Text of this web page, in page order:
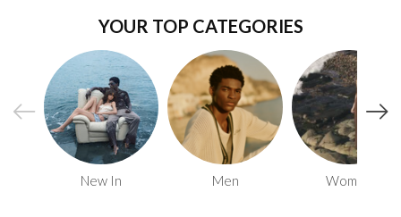
YOUR TOP CATEGORIES
New In Men Women